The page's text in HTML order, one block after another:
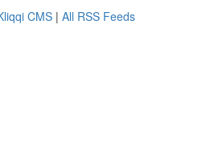
CMS | All RSS Feeds